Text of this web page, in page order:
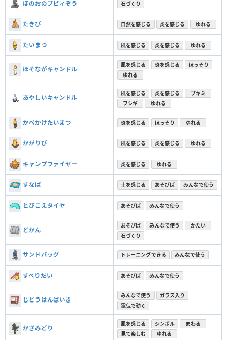
ほのおのブビィぞう 石づくり
たきび 自然を感じる 炎を感じる ゆれる
たいまつ 風を感じる 炎を感じる ゆれる
ほそながキャンドル
風を感じる 炎を感じる
ほっそり
ゆれる
あやしいキャンドル
風を感じる 炎を感じる
ブキミ
フシギ
ゆれる
かべかけたいまつ 炎を感じる ほっそり ゆれる
かがりび 風を感じる 炎を感じる ゆれる
キャンプファイヤー 炎を感じる ゆれる
すなば 土を感じる あそびば みんなで使う
とびこえタイヤ あそびば みんなで使う
どかん
あそびば みんなで使う
かたい
石づくり
サンドバッグ トレーニングできる みんなで使う
すべりだい あそびば みんなで使う
じどうはんばいき
みんなで使う
ガラス入り
電気で動く
かざみどり
風を感じる シンボル
まわる
見て楽しむ
ゆれる